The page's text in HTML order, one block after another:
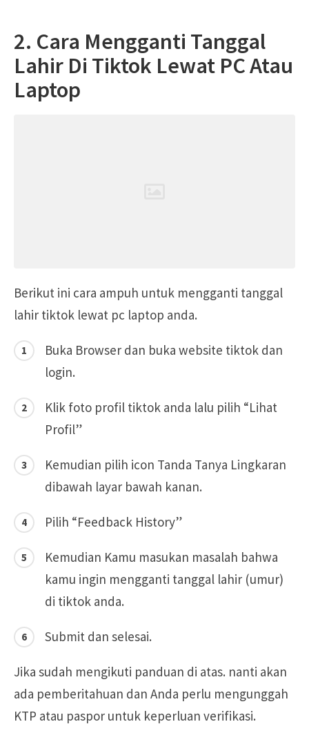
2. Cara Mengganti Tanggal
Lahir Di Tiktok Lewat PC Atau
Laptop
Berikut ini cara ampuh untuk mengganti tanggal
lahir tiktok lewat pc laptop anda.
Buka Browser dan buka website tiktok dan
login.
Klik foto profil tiktok anda lalu pilih “Lihat
Profil”
Kemudian pilih icon Tanda Tanya Lingkaran
dibawah layar bawah kanan.
Pilih “Feedback History”
Kemudian Kamu masukan masalah bahwa
kamu ingin mengganti tanggal lahir (umur)
di tiktok anda.
Submit dan selesai.
Jika sudah mengikuti panduan di atas. nanti akan
ada pemberitahuan dan Anda perlu mengunggah
KTP atau paspor untuk keperluan verifikasi.